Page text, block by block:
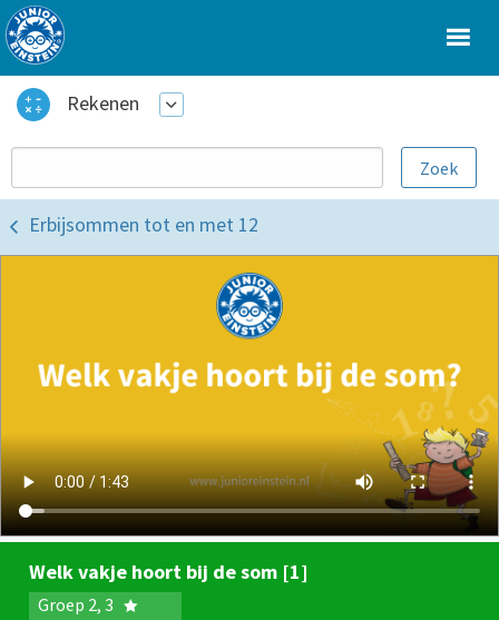
Rekenen
Erbijsommen tot en met 12
Welk vakje hoort bij de som [1]
Groep 2, 3